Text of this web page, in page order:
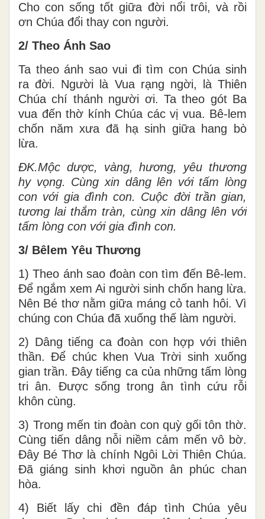
Cho con sống tốt giữa đời nổi trôi, và rồi
ơn Chúa đổi thay con người.
2/ Theo Ánh Sao
Ta theo ánh sao vui đi tìm con Chúa sinh
ra đời. Người là Vua rạng ngời, là Thiên
Chúa chí thánh người ơi. Ta theo gót Ba
vua đến thờ kính Chúa các vị vua. Bê-lem
chốn năm xưa đã hạ sinh giữa hang bò
lừa.
ĐK.Mộc dược, vàng, hương, yêu thương
hy vọng. Cùng xin dâng lên với tấm lòng
con với gia đình con. Cuộc đời trần gian,
tương lai thắm tràn, cùng xin dâng lên với
tấm lòng con với gia đình con.
3/ Bêlem Yêu Thương
1) Theo ánh sao đoàn con tìm đến Bê-lem.
Để ngắm xem Ai người sinh chốn hang lừa.
Nên Bé thơ nằm giữa máng cỏ tanh hôi. Vì
chúng con Chúa đã xuống thế làm người.
2) Dâng tiếng ca đoàn con hợp với thiên
thần. Để chúc khen Vua Trời sinh xuống
gian trần. Đây tiếng ca của những tấm lòng
tri ân. Được sống trong ân tình cứu rỗi
khôn cùng.
3) Trong mến tin đoàn con quỳ gối tôn thờ.
Cùng tiến dâng nỗi niềm cảm mến vô bờ.
Đây Bé Thơ là chính Ngôi Lời Thiên Chúa.
Đã giáng sinh khơi nguồn ân phúc chan
hòa.
4) Biết lấy chi đền đáp tình Chúa yêu